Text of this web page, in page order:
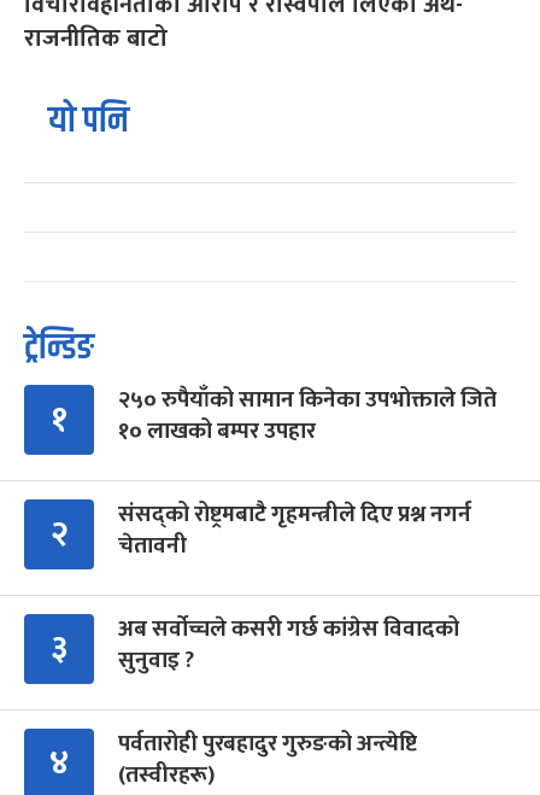
राजनीतिक बाटो
यो पनि
ट्रेन्डिङ
१
२५० रुपैयाँको सामान किनेका उपभोक्ताले जिते
१० लाखको बम्पर उपहार
२
संसद्को रोष्ट्रमबाटै गृहमन्त्रीले दिए प्रश्न नगर्न
चेतावनी
३
अब सर्वोच्चले कसरी गर्छ कांग्रेस विवादको
सुनुवाइ ?
४
पर्वतारोही पुरबहादुर गुरुङको अन्त्येष्टि
(तस्वीरहरू)